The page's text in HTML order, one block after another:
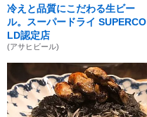
冷えと品質にこだわる生ビー
ル。スーパードライ SUPERCO
LD認定店
(アサヒビール)